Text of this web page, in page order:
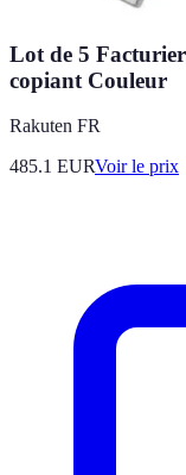
Lot de 5
copiant Couleur
Rakuten FR
485.1 EURVoir le prix